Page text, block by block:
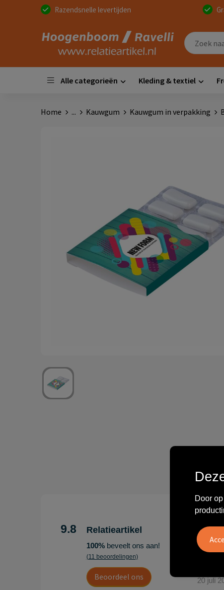
Razendsnelle levertijden
Alle categorieën Kleding & textiel
Home ... Kauwgum Kauwgum in verpakking
9.8 Relatieartikel
100%beveelt ons aan!
(11 beoordelingen)
Beoordeel ons
"Erg
20 juli
Door